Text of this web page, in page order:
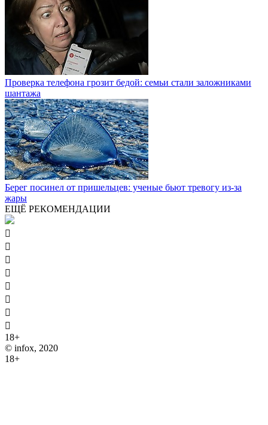
Проверка телефона грозит бедой: семьи стали заложниками
шантажа
Берег посинел от пришельцев: ученые бьют тревогу из-за
жары
ЕЩЁ РЕКОМЕНДАЦИИ








18+
© infox, 2020
18+